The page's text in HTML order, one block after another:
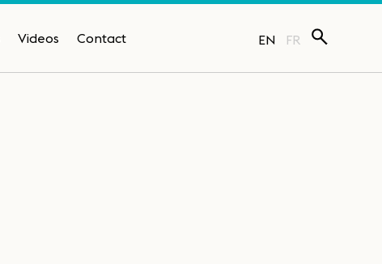
Videos Contact EN FR